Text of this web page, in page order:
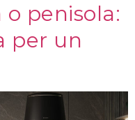
o penisola:
per un